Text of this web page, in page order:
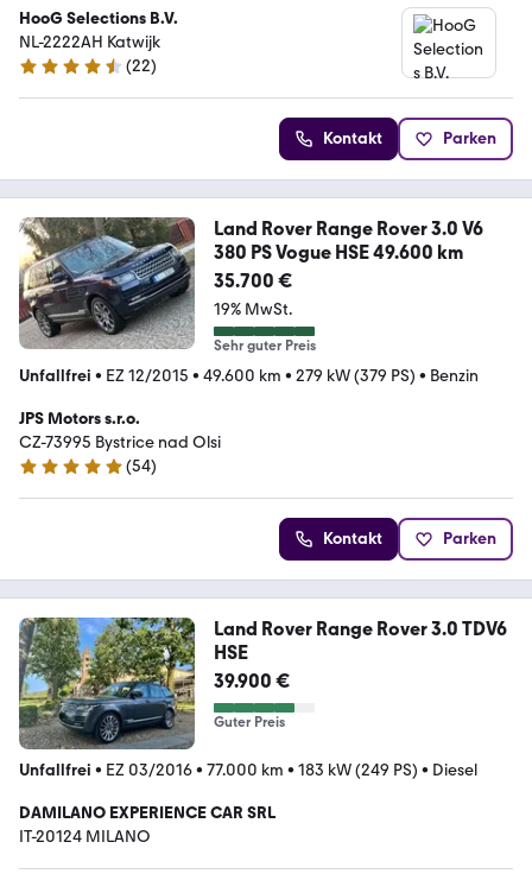
HooG Selections B.V.
NL-2222AH Katwijk
4.3 Sterne
(22)
Kontakt Parken
Land Rover Range Rover 3.0 V6
380 PS Vogue HSE 49.600 km
35.700 €
19% MwSt.
Sehr guter Preis
Unfallfrei • EZ 12/2015 • 49.600 km • 279 kW (379 PS) • Benzin
JPS Motors s.r.o.
CZ-73995 Bystrice nad Olsi
4.8 Sterne
(54)
Kontakt Parken
Land Rover Range Rover 3.0 TDV6
HSE
39.900 €
Guter Preis
Unfallfrei • EZ 03/2016• 77.000 km • 183 kW (249 PS) • Diesel
DAMILANO EXPERIENCE CAR SRL
IT-20124 MILANO